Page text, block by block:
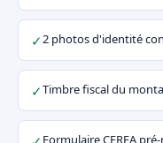
✓2 photos d'identité
✓Timbre fiscal du
Formulaire CERFA